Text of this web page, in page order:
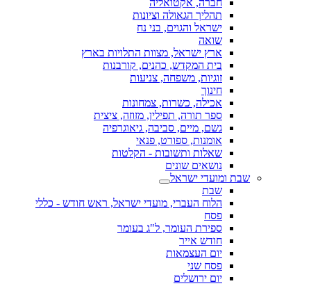
חברה, אקטואליה
תהליך הגאולה וציונות
ישראל והגוים, בני נח
שואה
ארץ ישראל, מצוות התלויות בארץ
בית המקדש, כהנים, קורבנות
זוגיות, משפחה, צניעות
חינוך
אכילה, כשרות, צמחונות
ספר תורה, תפילין, מזוזה, ציצית
גשם, מיים, סביבה, גיאוגרפיה
אומנות, ספורט, פנאי
שאלות ותשובות - הקלטות
נושאים שונים
שבת ומועדי ישראל
שבת
הלוח העברי, מועדי ישראל, ראש חודש - כללי
פסח
ספירת העומר, ל"ג בעומר
חודש אייר
יום העצמאות
פסח שני
יום ירושלים